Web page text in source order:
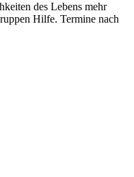
des Lebens mehr
Hilfe. Termine nach